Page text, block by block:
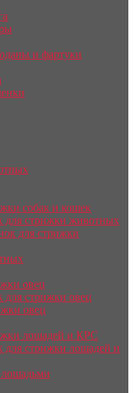
и фартуки
собак и кошек
стрижки животных
для стрижки
овец
стрижки овец
овец
лошадей и КРС
стрижки лошадей и